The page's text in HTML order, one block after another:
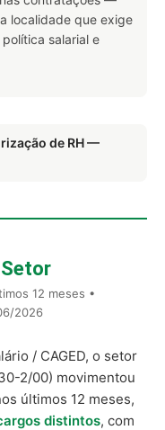
localidade que exige
salarial e
de RH —
12 meses •
2026
/ CAGED, o setor
2/00) movimentou
últimos 12 meses,
distintos, com